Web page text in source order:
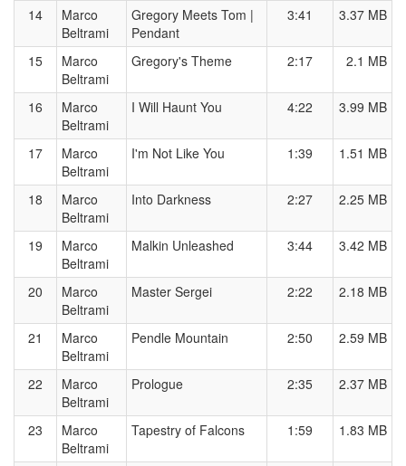
14
Marco
Beltrami
Gregory Meets Tom |
Pendant
3:41 3.37 MB
15
Marco
Beltrami
Gregory's Theme 2:17 2.1 MB
16
Marco
Beltrami
I Will Haunt You 4:22 3.99 MB
17
Marco
Beltrami
I'm Not Like You 1:39 1.51 MB
18
Marco
Beltrami
Into Darkness 2:27 2.25 MB
19
Marco
Beltrami
Malkin Unleashed 3:44 3.42 MB
20
Marco
Beltrami
Master Sergei 2:22 2.18 MB
21
Marco
Beltrami
Pendle Mountain 2:50 2.59 MB
22
Marco
Beltrami
Prologue 2:35 2.37 MB
23
Marco
Beltrami
Tapestry of Falcons 1:59 1.83 MB